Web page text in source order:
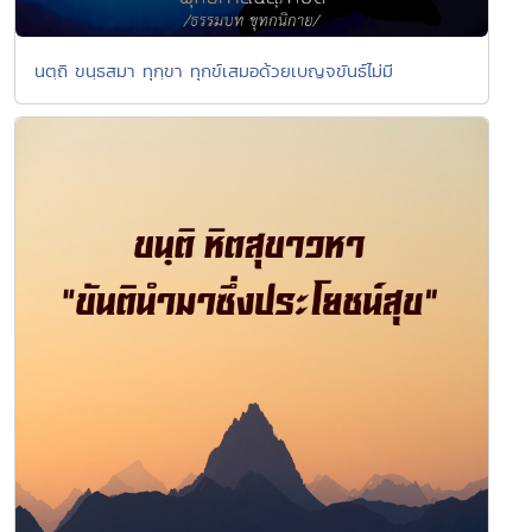
นตฺถิ ขนฺธสมา ทุกฺขา ทุกข์เสมอด้วยเบญจขันธ์ไม่มี